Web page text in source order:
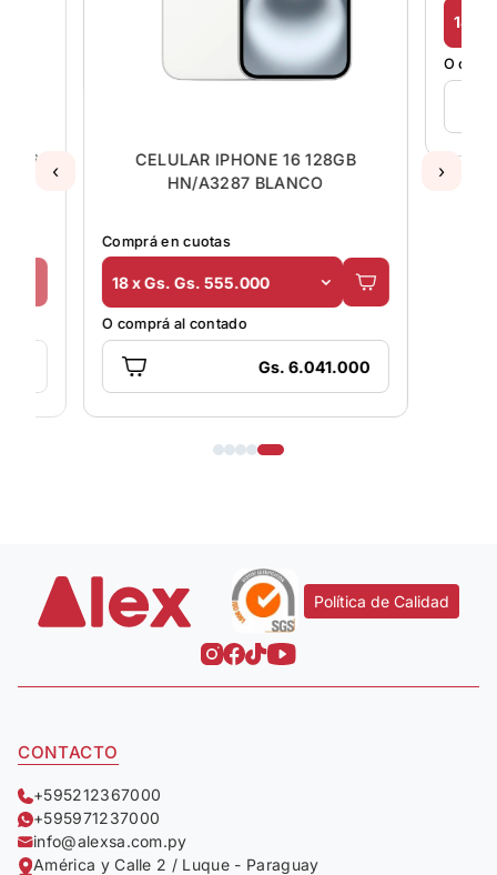
CELULAR IPHONE 16 128GB
HN/A3287 BLANCO
Comprá en cuotas
18 x Gs. Gs. 555.000
O comprá al contado
Gs. 6.041.000
18 x Gs.
O comprá
‹ ›
Política de Calidad
CONTACTO
+595212367000
+595971237000
info@alexsa.com.py
América y Calle 2 / Luque - Paraguay